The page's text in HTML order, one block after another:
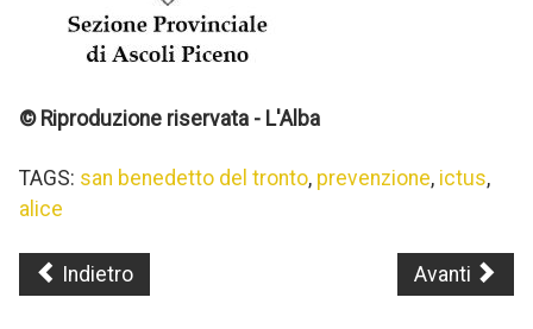
© Riproduzione riservata - L'Alba
TAGS: san benedetto del tronto, prevenzione, ictus,
alice
Indietro Avanti